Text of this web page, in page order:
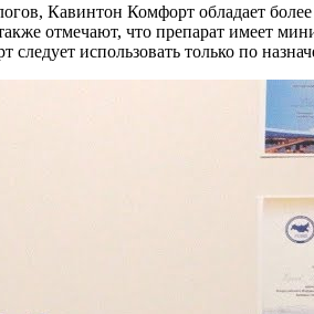
Кавинтон Комфорт обладает
отмечают, что препарат имеет
следует использовать только по